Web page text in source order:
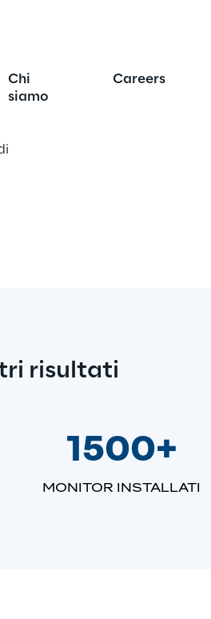
Chi
siamo
Careers
risultati
1500+
MONITOR INSTALLATI